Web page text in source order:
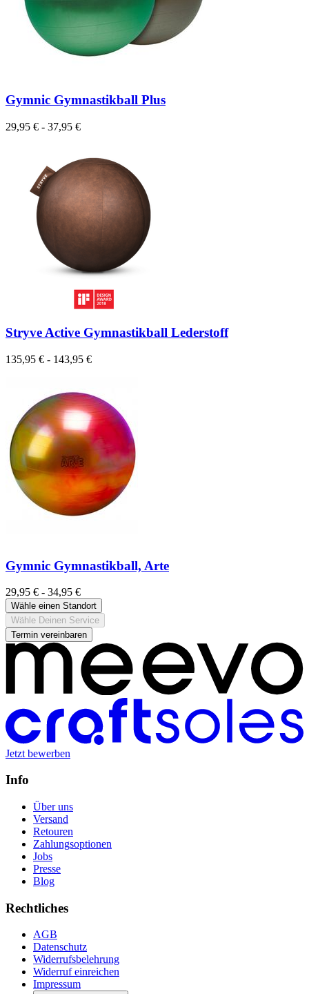
Gymnic Gymnastikball Plus
29,95 € - 37,95 €
Stryve Active Gymnastikball Lederstoff
135,95 € - 143,95 €
Gymnic Gymnastikball, Arte
29,95 € - 34,95 €
Wähle einen Standort
Wähle Deinen Service
Termin vereinbaren
Jetzt bewerben
Info
Über uns
Versand
Retouren
Zahlungsoptionen
Jobs
Presse
Blog
Rechtliches
AGB
Datenschutz
Widerrufsbelehrung
Widerruf einreichen
Impressum